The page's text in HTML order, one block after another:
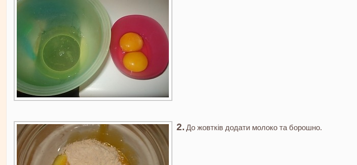
До жовтків додати молоко та борошно.